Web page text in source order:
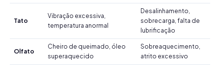
Tato
Vibração excessiva,
temperatura anormal
Desalinhamento,
sobrecarga, falta de
lubrificação
Olfato
Cheiro de queimado, óleo
superaquecido
Sobreaquecimento,
atrito excessivo